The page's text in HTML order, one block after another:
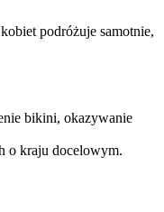
podróżuje samotnie,
bikini, okazywanie
o kraju docelowym.